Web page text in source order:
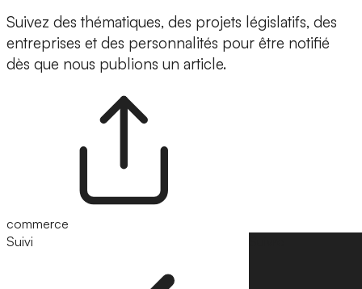
Suivez des thématiques, des projets législatifs, des
entreprises et des personnalités pour être notifié
dès que nous publions un article.
commerce
Suivi